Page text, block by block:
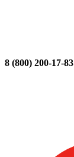
8 (800) 200-17-83